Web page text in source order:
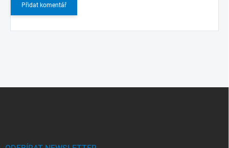
Přidat komentář